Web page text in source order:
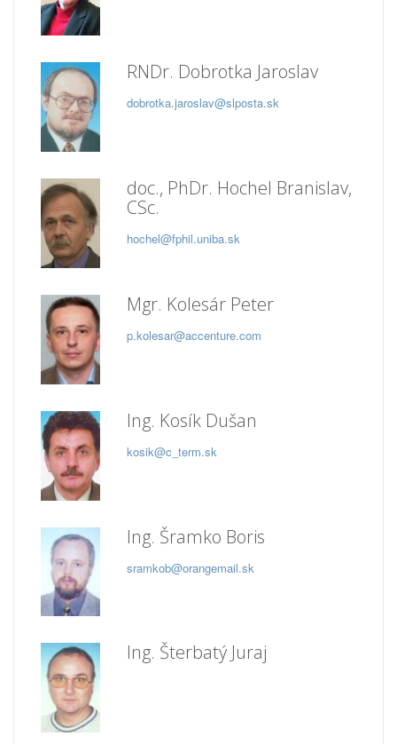
RNDr. Dobrotka Jaroslav
dobrotka.jaroslav@slposta.sk
doc., PhDr. Hochel Branislav,
CSc.
hochel@fphil.uniba.sk
Mgr. Kolesár Peter
p.kolesar@accenture.com
Ing. Kosík Dušan
kosik@c_term.sk
Ing. Šramko Boris
sramkob@orangemail.sk
Ing. Šterbatý Juraj